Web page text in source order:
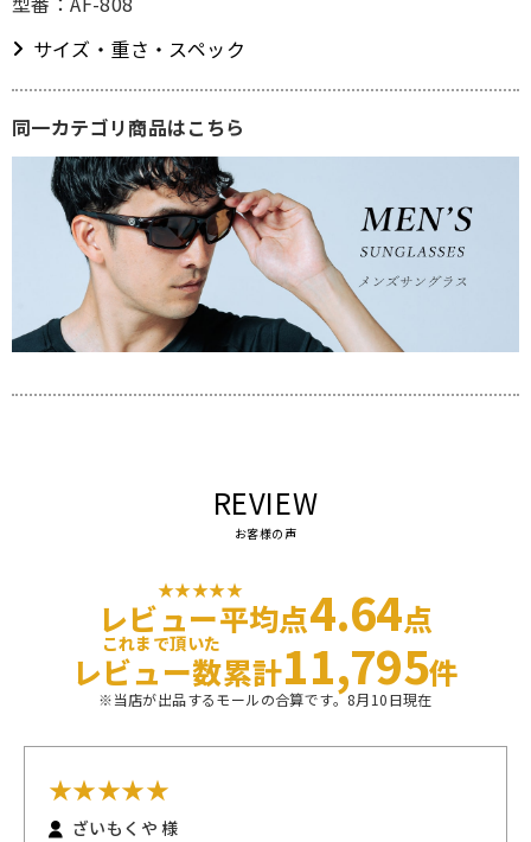
サイズ・重さ・スペック
同一カテゴリ商品はこちら
REVIEW
お客様の声
★★★★★
レビュー平均点4.64点
これまで頂いた
レビュー数累計11,795件
※当店が出品するモールの合算です。8月10日現在
★★★★★
ざいもくや 様